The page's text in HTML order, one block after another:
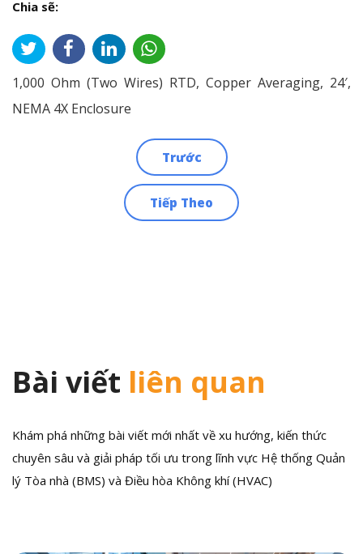
Chia sẽ:
1,000 Ohm (Two Wires) RTD, Copper Averaging, 24′,
NEMA 4X Enclosure
Trước
Tiếp Theo
Bài viết liên quan
Khám phá những bài viết mới nhất về xu hướng, kiến thức
chuyên sâu và giải pháp tối ưu trong lĩnh vực Hệ thống Quản
lý Tòa nhà (BMS) và Điều hòa Không khí (HVAC)